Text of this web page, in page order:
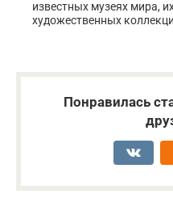
известных музеях мира,
художественных
Понравилась